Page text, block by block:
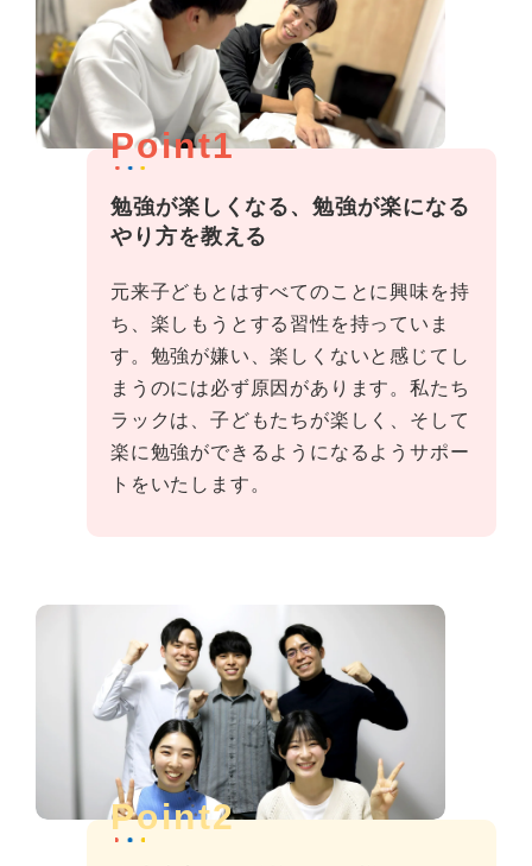
Point1
勉強が楽しくなる、勉強が楽になる
やり方を教える
元来子どもとはすべてのことに興味を持
ち、楽しもうとする習性を持っていま
す。勉強が嫌い、楽しくないと感じてし
まうのには必ず原因があります。私たち
ラックは、子どもたちが楽しく、そして
楽に勉強ができるようになるようサポー
トをいたします。
Point2